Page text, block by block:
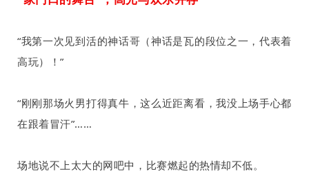
“我第一次见到活的神话哥（神话是瓦的段位之一，代表着
高玩）！”
“刚刚那场火男打得真牛，这么近距离看，我没上场手心都
在跟着冒汗”……
场地说不上太大的网吧中，比赛燃起的热情却不低。